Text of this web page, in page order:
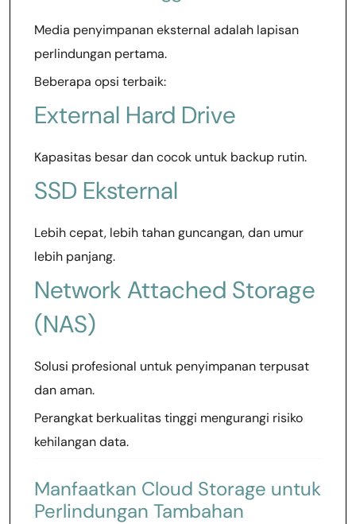
Media penyimpanan eksternal adalah lapisan
perlindungan pertama.
Beberapa opsi terbaik:
External Hard Drive
Kapasitas besar dan cocok untuk backup rutin.
SSD Eksternal
Lebih cepat, lebih tahan guncangan, dan umur
lebih panjang.
Network Attached Storage
(NAS)
Solusi profesional untuk penyimpanan terpusat
dan aman.
Perangkat berkualitas tinggi mengurangi risiko
kehilangan data.
Manfaatkan Cloud Storage untuk
Perlindungan Tambahan